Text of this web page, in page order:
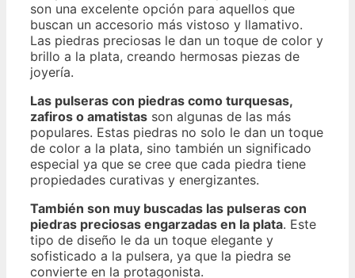
son una excelente opción para aquellos que
buscan un accesorio más vistoso y llamativo.
Las piedras preciosas le dan un toque de color y
brillo a la plata, creando hermosas piezas de
joyería.
Las pulseras con piedras como turquesas,
zafiros o amatistas son algunas de las más
populares. Estas piedras no solo le dan un toque
de color a la plata, sino también un significado
especial ya que se cree que cada piedra tiene
propiedades curativas y energizantes.
También son muy buscadas las pulseras con
piedras preciosas engarzadas en la plata. Este
tipo de diseño le da un toque elegante y
sofisticado a la pulsera, ya que la piedra se
convierte en la protagonista.